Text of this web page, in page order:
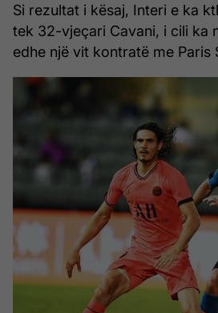
Si rezultat i kësaj, Interi e ka
tek 32-vjeçari Cavani, i cili ka
edhe një vit kontratë me Paris